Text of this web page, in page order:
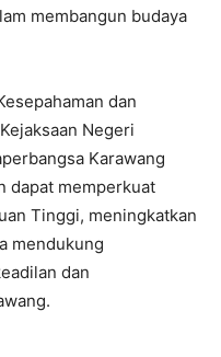
membangun budaya
dan
Negeri
Karawang
dapat memperkuat
Tinggi, meningkatkan
mendukung
dan